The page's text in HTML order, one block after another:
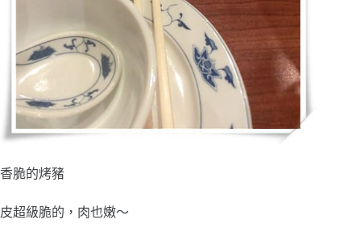
香脆的烤豬
皮超級脆的，肉也嫩～